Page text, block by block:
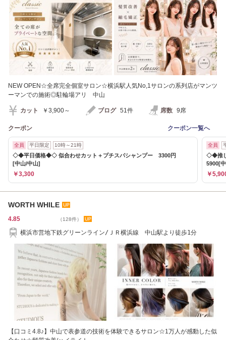
NEW OPEN☆全席完全個室サロン☆横浜駅人気No,1サロンの系列店がマンツ
ーマンでの施術◎駐輪場アリ 中山
カット ￥3,900～ ブログ 51件 席数 9席
クーポン クーポン一覧へ
全員 平日限定 10時～21時
◇◆平日価格◆◇ 似合わせカット＋プチスパシャンプー 3300円
[中山/中山]
￥3,300
全員
◇◆推し
5900[
￥
WORTH WHILE
4.85 （128件）
横浜市営地下鉄グリーンライン/ＪＲ横浜線 中山駅より徒歩1分
【口コミ4.8♪】中山で表参道の技術を体験できるサロン☆1万人が感動した似